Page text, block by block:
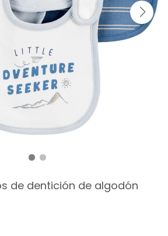
de dentición de algodón